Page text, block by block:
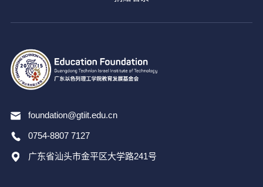
foundation@gtiit.edu.cn
0754-8807 7127
广东省汕头市金平区大学路241号